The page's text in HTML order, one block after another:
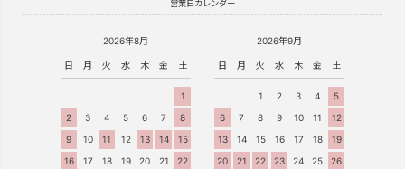
営業日カレンダー
2026年8月
日 月 火 水 木 金 土
1
2
3 4 5 6 7
8
9
10 11 12 13 14
15
16
17 18 19 20 21
22
2026年9月
日 月 火 水 木 金 土
1 2 3 4
5
6
7 8 9 10 11
12
13
14 15 16 17 18
19
20
21 22 23 24 25
26